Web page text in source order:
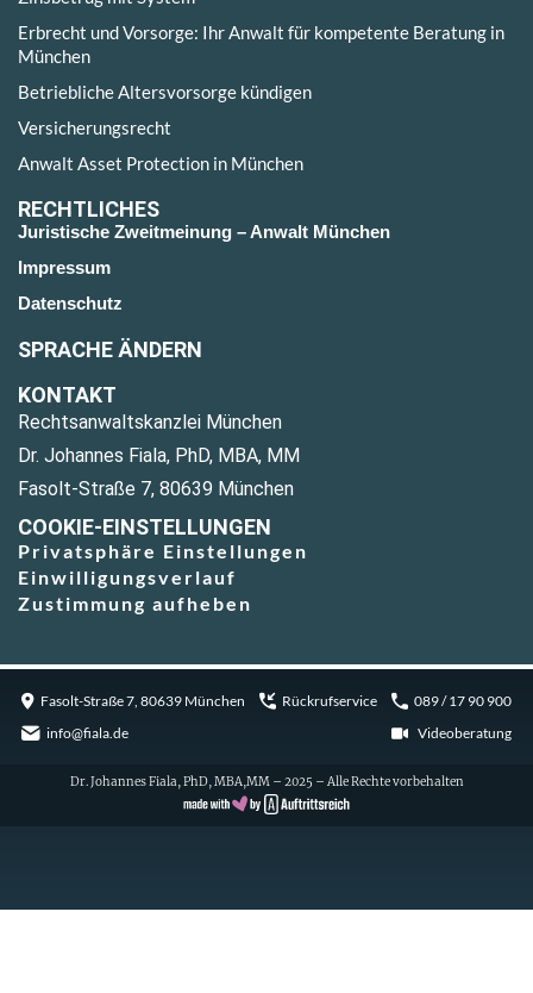
Erbrecht und Vorsorge: Ihr Anwalt für kompetente Beratung in
München
Betriebliche Altersvorsorge kündigen
Versicherungsrecht
Anwalt Asset Protection in München
RECHTLICHES
Juristische Zweitmeinung – Anwalt München
Impressum
Datenschutz
SPRACHE ÄNDERN
KONTAKT
Rechtsanwaltskanzlei München
Dr. Johannes Fiala, PhD, MBA, MM
Fasolt-Straße 7, 80639 München
COOKIE-EINSTELLUNGEN
Privatsphäre Einstellungen
Einwilligungsverlauf
Zustimmung aufheben
Fasolt-Straße 7, 80639 München Rückrufservice
089 / 17 90 900
info@fiala.de
Videoberatung
Dr. Johannes Fiala, PhD, MBA,MM – 2025 – Alle Rechte vorbehalten